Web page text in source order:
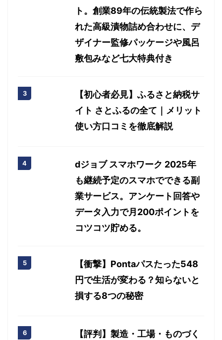
ト。創業89年の伝統製法で作ら
れた高級漬物詰め合わせに、デ
ザイナー監修パッケージや風呂
敷包みなど七大特典付き
【初心者必見】ふるさと納税サ
イト さとふるの全て｜メリット
使い方口コミを徹底解説
dジョブ スマホワーク 2025年
も継続予定のスマホでできる副
業サービス。アンケート回答や
データ入力で月200ポイントを
コツコツ貯める。
【衝撃】Pontaパスたった548
円で生活が変わる？知らないと
損する8つの秘密
【評判】製造・工場・ものづく